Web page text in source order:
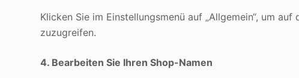
Klicken Sie im Einstellungsmenü auf „Allgemein“, um
zuzugreifen.
4. Bearbeiten Sie Ihren Shop-Namen